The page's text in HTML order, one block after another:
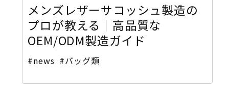
メンズレザーサコッシュ製造の
プロが教える｜高品質な
OEM/ODM製造ガイド
#news #バッグ類